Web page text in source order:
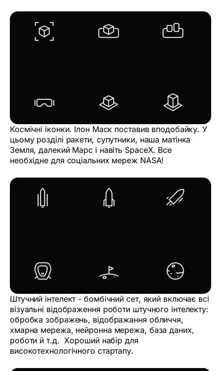
Космічні іконки. Ілон Маск поставив вподобайку. У
цьому розділі ракети, супутники, наша матінка
Земля, далекий Марс і навіть SpaceX. Все
необхідне для соціальних мереж NASA!
Штучний інтелект - бомбічний сет, який включає всі
візуальні відображення роботи штучного інтелекту:
обробка зображень, відображання обличчя,
хмарна мережа, нейронна мережа, база даних,
роботи й т.д. Хороший набір для
високотехнологічного стартапу.